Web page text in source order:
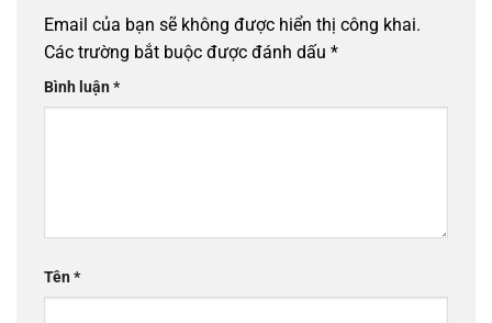
Email của bạn sẽ không được hiển thị công khai.
Các trường bắt buộc được đánh dấu *
Bình luận*
Tên*